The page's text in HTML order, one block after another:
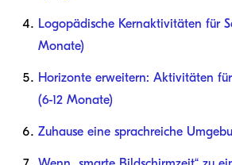
Logopädische Kernaktivitäten für
Monate)
Horizonte erweitern: Aktivitäten
(6-12 Monate)
Zuhause eine sprachreiche